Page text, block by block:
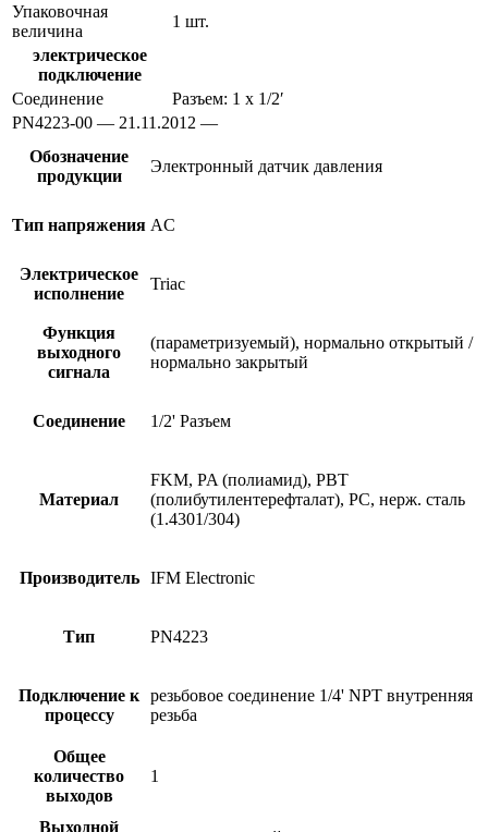
Упаковочная
величина
1 шт.
электрическое
подключение
Соединение
Разъем: 1 x 1/2′
PN4223-00 — 21.11.2012 —
Обозначение
продукции
Электронный датчик давления
Тип напряжения AC
Электрическое
исполнение
Triac
Функция
выходного
сигнала
(параметризуемый), нормально открытый /
нормально закрытый
Соединение 1/2' Разъем
Материал
FKM, PA (полиамид), PBT
(полибутилентерефталат), PC, нерж. сталь
(1.4301/304)
Производитель IFM Electronic
Тип PN4223
Подключение к
процессу
резьбовое соединение 1/4' NPT внутренняя
резьба
Общее
количество
выходов
1
Выходной